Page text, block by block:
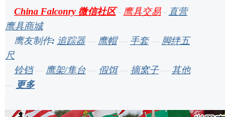
China Falconry 微信社区- 鹰具交易- 直营
鹰具商城
鹰友制作: 追踪器— 鹰帽— 手套— 脚绊五
尺
铃铛— 鹰架/隼台 — 假饵— 摘窝子— 其他
— 更多